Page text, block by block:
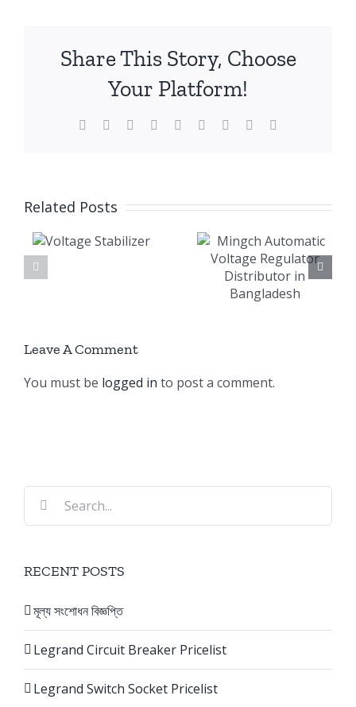
Share This Story, Choose
Your Platform!
Facebook Reddit LinkedInWhatsApp
TumblrPinterest
Related Posts
Voltage
in
Bangladesh
Stabilizer
Company
Leave A Comment
You must be logged in to post a comment.
Search
RECENT POSTS
মূল্য সংশোধন বিজ্ঞপ্তি
Legrand Circuit Breaker Pricelist
Legrand Switch Socket Pricelist